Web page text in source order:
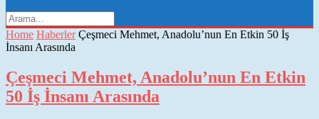
Home Haberler Çeşmeci Mehmet, Anadolu’nun En Etkin 50 İş
İnsanı Arasında
Çeşmeci Mehmet, Anadolu’nun En Etkin
50 İş İnsanı Arasında